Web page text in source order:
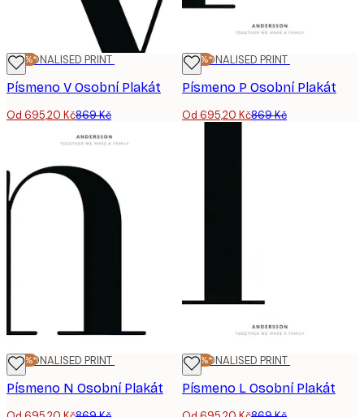
-20%*
PERSONALISED PRINT
Písmeno V Osobní Plakát
Od 695,20 Kč869 Kč
-20%*
PERSONALISED PRINT
Písmeno P Osobní Plakát
Od 695,20 Kč869 Kč
-20%*
PERSONALISED PRINT
Písmeno N Osobní Plakát
-20%*
PERSONALISED PRINT
Písmeno L Osobní Plakát